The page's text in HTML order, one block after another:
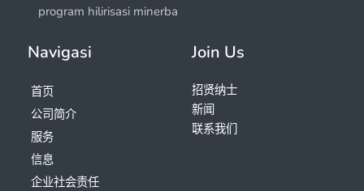
program hilirisasi minerba
Navigasi
首页
公司简介
服务
信息
企业社会责任
Join Us
招贤纳士
新闻
联系我们